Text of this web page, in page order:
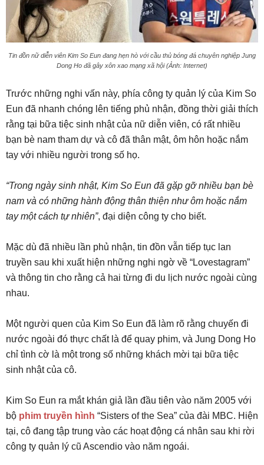
Tin đồn nữ diễn viên Kim So Eun đang hẹn hò với cầu thủ bóng đá chuyên nghiệp Jung
Dong Ho đã gây xôn xao mạng xã hội (Ảnh: Internet)
Trước những nghi vấn này, phía công ty quản lý của Kim So
Eun đã nhanh chóng lên tiếng phủ nhận, đồng thời giải thích
rằng tại bữa tiệc sinh nhật của nữ diễn viên, có rất nhiều
bạn bè nam tham dự và cô đã thân mật, ôm hôn hoặc nắm
tay với nhiều người trong số họ.
“Trong ngày sinh nhật, Kim So Eun đã gặp gỡ nhiều bạn bè
nam và có những hành động thân thiện như ôm hoặc nắm
tay một cách tự nhiên”, đại diện công ty cho biết.
Mặc dù đã nhiều lần phủ nhận, tin đồn vẫn tiếp tục lan
truyền sau khi xuất hiện những nghi ngờ về “Lovestagram”
và thông tin cho rằng cả hai từng đi du lịch nước ngoài cùng
nhau.
Một người quen của Kim So Eun đã làm rõ rằng chuyến đi
nước ngoài đó thực chất là để quay phim, và Jung Dong Ho
chỉ tình cờ là một trong số những khách mời tại bữa tiệc
sinh nhật của cô.
Kim So Eun ra mắt khán giả lần đầu tiên vào năm 2005 với
bộ phim truyền hình “Sisters of the Sea” của đài MBC. Hiện
tại, cô đang tập trung vào các hoạt động cá nhân sau khi rời
công ty quản lý cũ Ascendio vào năm ngoái.